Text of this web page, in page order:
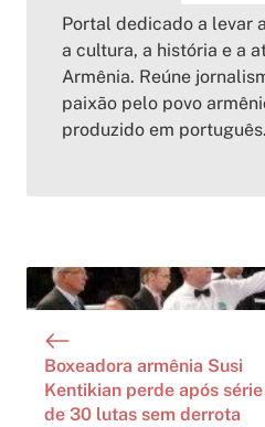
Portal dedicado a levar
a cultura, a história e a
Armênia. Reúne
paixão pelo povo
produzido em português.
Boxeadora armênia Susi
Kentikian perde após série
de 30 lutas sem derrota